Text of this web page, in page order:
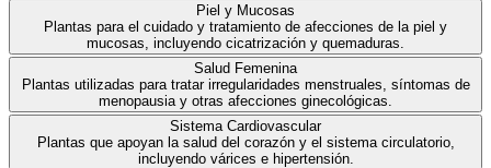
Piel y Mucosas
Plantas para el cuidado y tratamiento de afecciones de la piel y
mucosas, incluyendo cicatrización y quemaduras.
Salud Femenina
Plantas utilizadas para tratar irregularidades menstruales, síntomas de
menopausia y otras afecciones ginecológicas.
Sistema Cardiovascular
Plantas que apoyan la salud del corazón y el sistema circulatorio,
incluyendo várices e hipertensión.